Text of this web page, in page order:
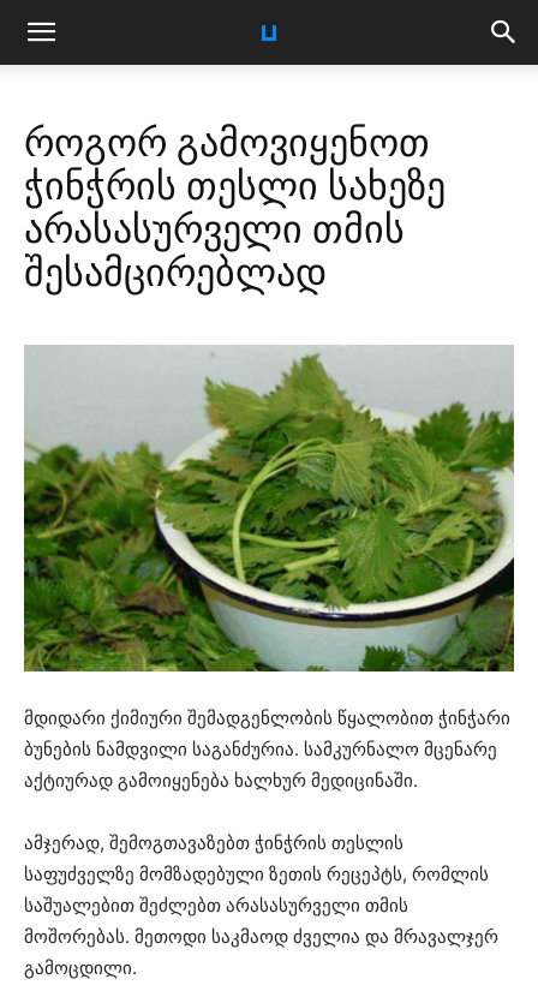
როგორ გამოვიყენოთ
ჭინჭრის თესლი სახეზე
არასასურველი თმის
შესამცირებლად
მდიდარი ქიმიური შემადგენლობის წყალობით ჭინჭარი
ბუნების ნამდვილი საგანძურია. სამკურნალო მცენარე
აქტიურად გამოიყენება ხალხურ მედიცინაში.
ამჯერად, შემოგთავაზებთ ჭინჭრის თესლის
საფუძველზე მომზადებული ზეთის რეცეპტს, რომლის
საშუალებით შეძლებთ არასასურველი თმის
მოშორებას. მეთოდი საკმაოდ ძველია და მრავალჯერ
გამოცდილი.